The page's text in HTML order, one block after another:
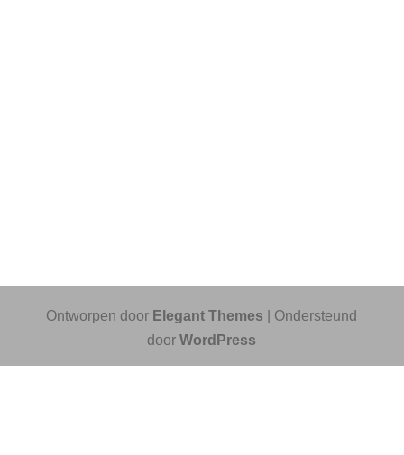
Ontworpen door Elegant Themes | Ondersteund
doorWordPress